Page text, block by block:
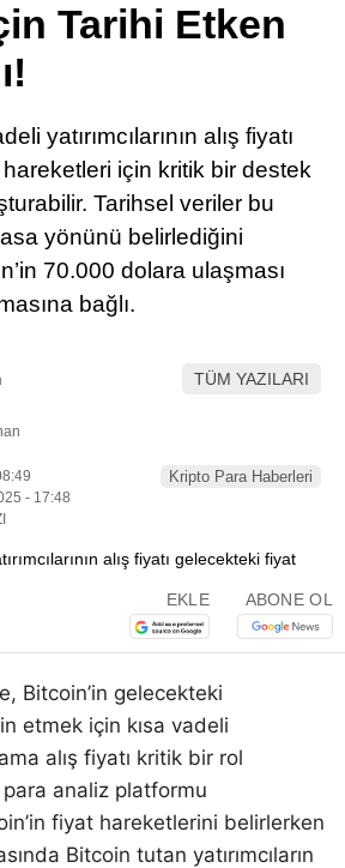
TikTok
LinkedIn
Telegram
Tarihi Etken
yatırımcılarının alış fiyatı
için kritik bir destek
Tarihsel veriler bu
yönünü belirlediğini
70.000 dolara ulaşması
bağlı.
TÜM YAZILARI
- 17:48
Kripto Para Haberleri
EKLE ABONE OL
Bitcoin’in gelecekteki
etmek için kısa vadeli
alış fiyatı kritik bir rol
analiz platformu
fiyat hareketlerini belirlerken
Bitcoin tutan yatırımcıların